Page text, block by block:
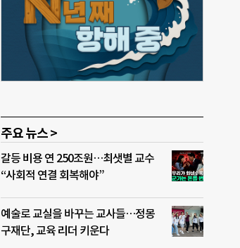
주요 뉴스 >
갈등 비용 연 250조원…최샛별 교수
“사회적 연결 회복해야”
예술로 교실을 바꾸는 교사들…정몽
구재단, 교육 리더 키운다